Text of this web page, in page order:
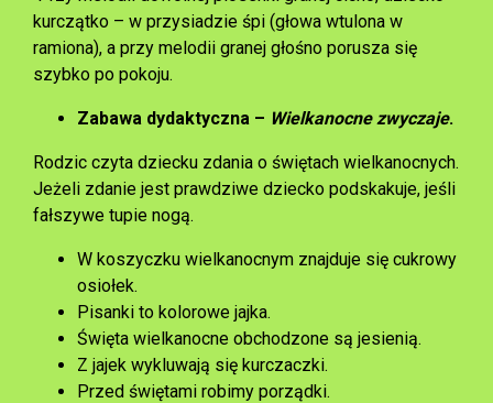
kurczątko – w przysiadzie śpi (głowa wtulona w
ramiona), a przy melodii granej głośno porusza się
szybko po pokoju.
Zabawa dydaktyczna – Wielkanocne zwyczaje.
Rodzic czyta dziecku zdania o świętach wielkanocnych.
Jeżeli zdanie jest prawdziwe dziecko podskakuje, jeśli
fałszywe tupie nogą.
W koszyczku wielkanocnym znajduje się cukrowy
osiołek.
Pisanki to kolorowe jajka.
Święta wielkanocne obchodzone są jesienią.
Z jajek wykluwają się kurczaczki.
Przed świętami robimy porządki.